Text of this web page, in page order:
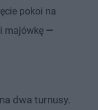
pokoi na
majówkę —
dwa turnusy.